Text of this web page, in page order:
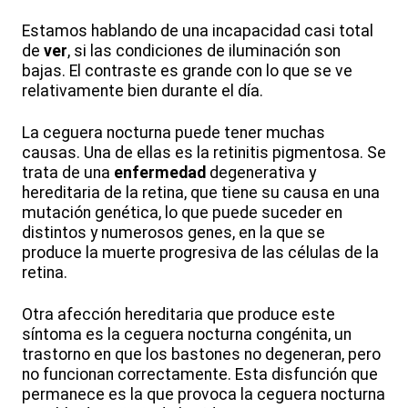
Estamos hablando de una incapacidad casi total
de ver, si las condiciones de iluminación son
bajas. El contraste es grande con lo que se ve
relativamente bien durante el día.
La ceguera nocturna puede tener muchas
causas. Una de ellas es la retinitis pigmentosa. Se
trata de una enfermedad degenerativa y
hereditaria de la retina, que tiene su causa en una
mutación genética, lo que puede suceder en
distintos y numerosos genes, en la que se
produce la muerte progresiva de las células de la
retina.
Otra afección hereditaria que produce este
síntoma es la ceguera nocturna congénita, un
trastorno en que los bastones no degeneran, pero
no funcionan correctamente. Esta disfunción que
permanece es la que provoca la ceguera nocturna